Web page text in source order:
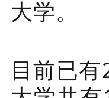
大学。
目前已